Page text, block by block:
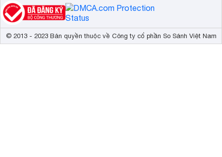
© 2013 - 2023 Bản quyền thuộc về Công ty cổ phần So Sánh Việt Nam